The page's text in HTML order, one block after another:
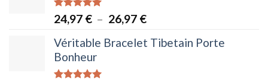
Note5.00
sur 5
24,97 € – 26,97 €Plage
prix :
Véritable Bracelet Tibetain Porte
Bonheur